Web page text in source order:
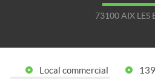
73100 AIX LES
Local commercial